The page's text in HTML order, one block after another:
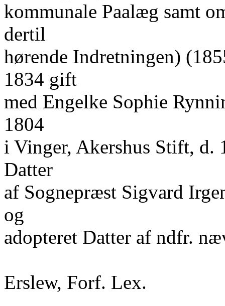
kommunale Paalæg samt
dertil
hørende Indretningen)
1834 gift
med Engelke Sophie
1804
i Vinger, Akershus Stift, d.
Datter
af Sognepræst Sigvard
og
adopteret Datter af ndfr.
Erslew, Forf. Lex.